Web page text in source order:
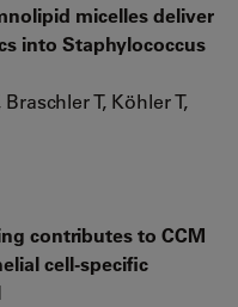
micelles deliver
into Staphylococcus
T, Köhler T,
contributes to CCM
cell-specific